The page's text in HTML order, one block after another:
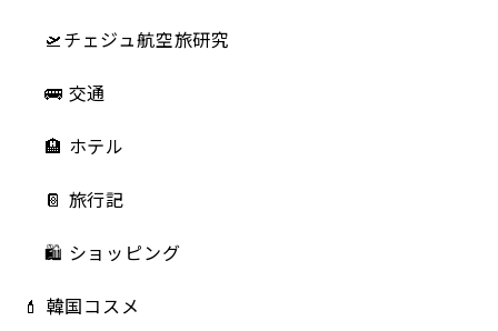
🛫チェジュ航空旅研究
🚌 交通
🏨 ホテル
📔 旅行記
🛍️ ショッピング
💄 韓国コスメ